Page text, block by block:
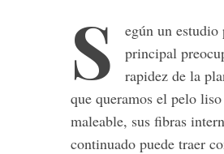
S egún un
principal
rapidez de la
que queramos el pelo
maleable, sus fibras
continuado puede traer